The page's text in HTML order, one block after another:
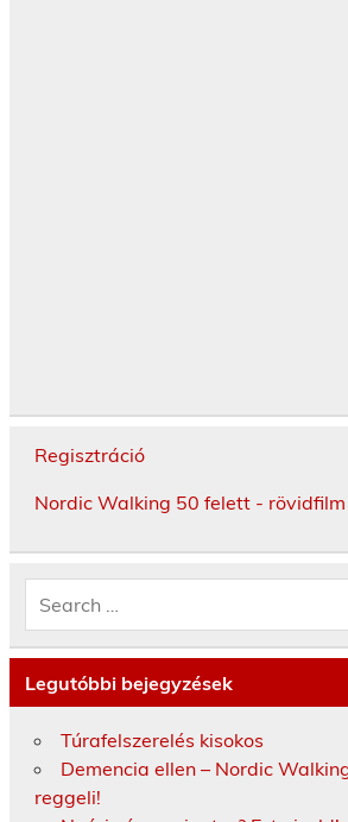
Regisztráció
Nordic Walking 50 felett - rövidfilm
Legutóbbi bejegyzések
Túrafelszerelés kisokos
Demencia ellen – Nordic
reggeli!